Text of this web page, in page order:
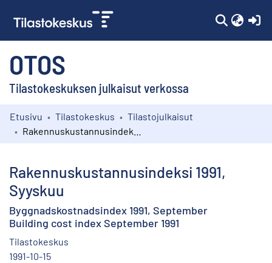
OTOS
Tilastokeskuksen julkaisut verkossa
Kokoelmat
Etusivu Tilastokeskus
Tilastojulkaisut
Rakennuskustannusindeksi 1991,
Syyskuu
Byggnadskostnadsindex 1991, September
Building cost index September 1991
Tilastokeskus
1991-10-15